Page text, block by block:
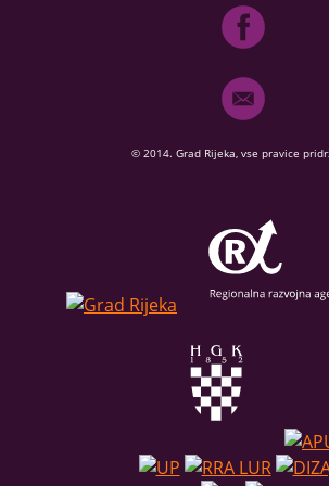
© 2014. Grad Rijeka, vse pravice